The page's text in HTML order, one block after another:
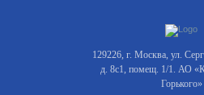
129226, г. Москва, ул.
д. 8с1, помещ. 1/1. АО
Горького»